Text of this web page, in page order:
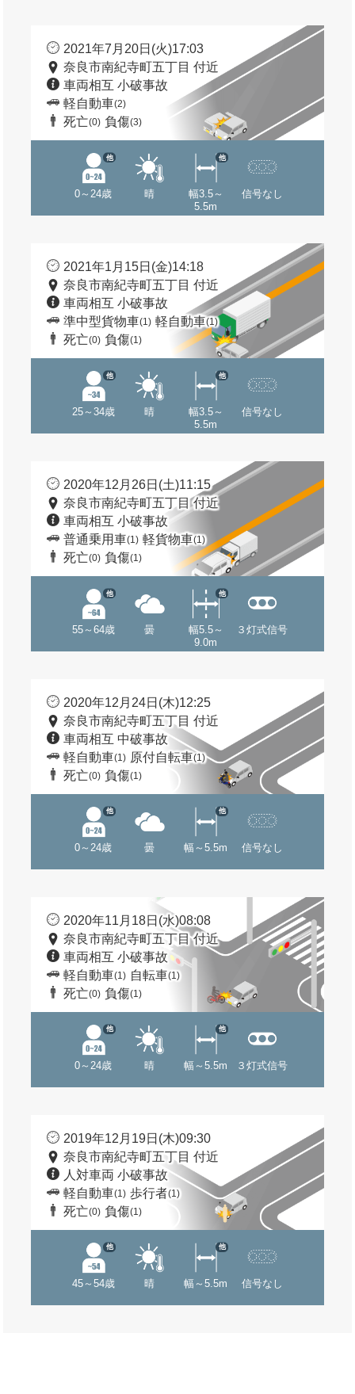
2021年7月20日(火)17:03
奈良市南紀寺町五丁目 付近
車両相互 小破事故
軽自動車(2)
死亡(0) 負傷(3)
0～24歳
他
晴
幅3.5～
5.5m
他
信号なし
2021年1月15日(金)14:18
奈良市南紀寺町五丁目 付近
車両相互 小破事故
準中型貨物車(1) 軽自動車(1)
死亡(0) 負傷(1)
25～34歳
他
晴
幅3.5～
5.5m
他
信号なし
2020年12月26日(土)11:15
奈良市南紀寺町五丁目 付近
車両相互 小破事故
普通乗用車(1) 軽貨物車(1)
死亡(0) 負傷(1)
55～64歳
他
曇
幅5.5～
9.0m
他
３灯式信号
2020年12月24日(木)12:25
奈良市南紀寺町五丁目 付近
車両相互 中破事故
軽自動車(1) 原付自転車(1)
死亡(0) 負傷(1)
0～24歳
他
曇 幅～5.5m
他
信号なし
2020年11月18日(水)08:08
奈良市南紀寺町五丁目 付近
車両相互 小破事故
軽自動車(1) 自転車(1)
死亡(0) 負傷(1)
0～24歳
他
晴 幅～5.5m
他
３灯式信号
2019年12月19日(木)09:30
奈良市南紀寺町五丁目 付近
人対車両 小破事故
軽自動車(1) 歩行者(1)
死亡(0) 負傷(1)
45～54歳
他
晴 幅～5.5m
他
信号なし